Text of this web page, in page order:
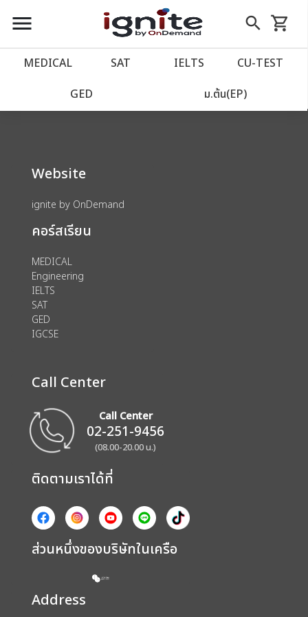
close
account_balance หน้าแรก
เว็บไซต์อิกไนท์
import_contacts วางแผนการเรียน
account_circle เข้าสู่ระบบ
assignment ลงทะเบียน
menu search
Skip
to
shopping_cart
รถเข็น
MEDICAL SAT IELTS CU‑TEST
GED ม.ต้น(EP)
We could not find anything for 80002040
Website
ignite by OnDemand
คอร์สเรียน
MEDICAL
Engineering
IELTS
SAT
GED
IGCSE
Call Center
Call Center
02-251-9456
(08.00-20.00 น.)
ติดตามเราได้ที่
ส่วนหนึ่งของบริษัทในเครือ
Address